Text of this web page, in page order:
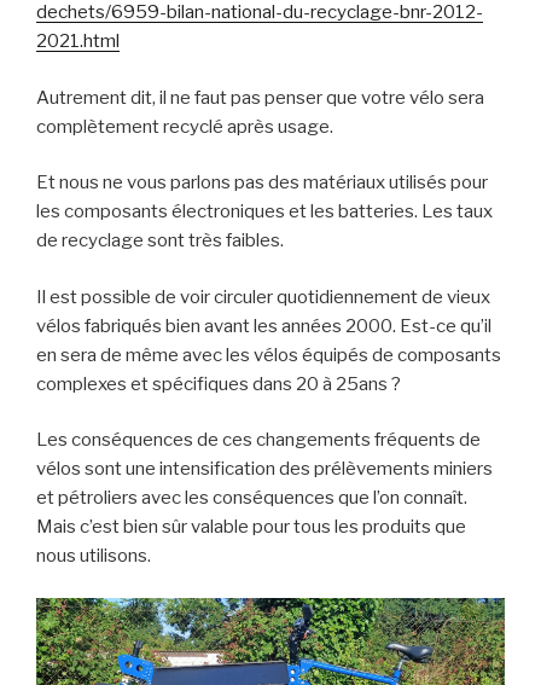
dechets/6959-bilan-national-du-recyclage-bnr-2012-
2021.html
Autrement dit, il ne faut pas penser que votre vélo sera
complètement recyclé après usage.
Et nous ne vous parlons pas des matériaux utilisés pour
les composants électroniques et les batteries. Les taux
de recyclage sont très faibles.
Il est possible de voir circuler quotidiennement de vieux
vélos fabriqués bien avant les années 2000. Est-ce qu’il
en sera de même avec les vélos équipés de composants
complexes et spécifiques dans 20 à 25ans ?
Les conséquences de ces changements fréquents de
vélos sont une intensification des prélèvements miniers
et pétroliers avec les conséquences que l’on connaît.
Mais c’est bien sûr valable pour tous les produits que
nous utilisons.